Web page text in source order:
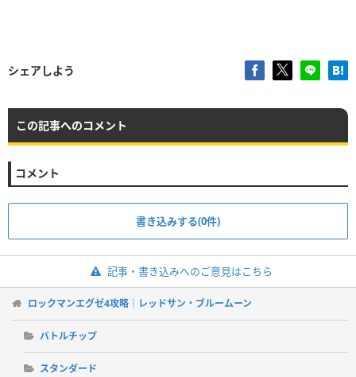
シェアしよう
この記事へのコメント
コメント
書き込みする(0件)
記事・書き込みへのご意見はこちら
ロックマンエグゼ4攻略｜レッドサン・ブルームーン
バトルチップ
スタンダード